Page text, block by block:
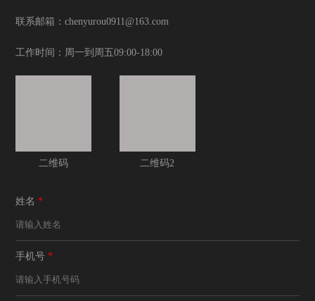
联系邮箱：chenyurou0911@163.com
工作时间：周一到周五09:00-18:00
二维码 二维码2
姓名 *
手机号 *